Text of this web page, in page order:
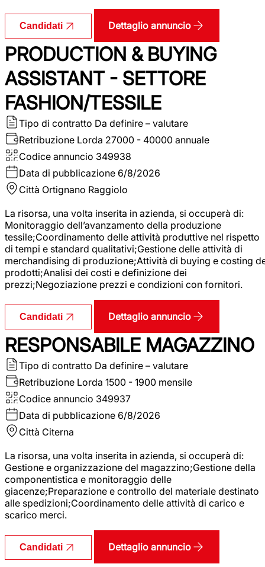
Candidati Dettaglio annuncio
PRODUCTION & BUYING
ASSISTANT - SETTORE
FASHION/TESSILE
Tipo di contratto Da definire – valutare
Retribuzione Lorda 27000 - 40000 annuale
Codice annuncio 349938
Data di pubblicazione 6/8/2026
Città Ortignano Raggiolo
La risorsa, una volta inserita in azienda, si occuperà di:
Monitoraggio dell’avanzamento della produzione
tessile;Coordinamento delle attività produttive nel rispetto
di tempi e standard qualitativi;Gestione delle attività di
merchandising di produzione;Attività di buying e costing
prodotti;Analisi dei costi e definizione dei
prezzi;Negoziazione prezzi e condizioni con fornitori.
Candidati Dettaglio annuncio
RESPONSABILE MAGAZZINO
Tipo di contratto Da definire – valutare
Retribuzione Lorda 1500 - 1900 mensile
Codice annuncio 349937
Data di pubblicazione 6/8/2026
Città Citerna
La risorsa, una volta inserita in azienda, si occuperà di:
Gestione e organizzazione del magazzino;Gestione della
componentistica e monitoraggio delle
giacenze;Preparazione e controllo del materiale destinato
alle spedizioni;Coordinamento delle attività di carico e
scarico merci.
Candidati Dettaglio annuncio